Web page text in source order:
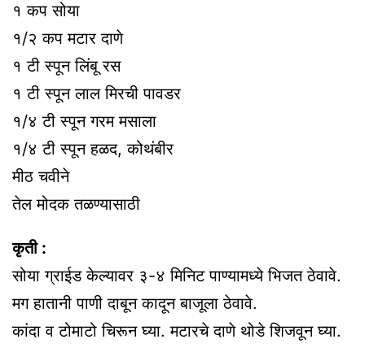
१ कप सोया
१/२ कप मटार दाणे
१ टी स्पून लिंबू रस
१ टी स्पून लाल मिरची पावडर
१/४ टी स्पून गरम मसाला
१/४ टी स्पून हळद, कोथंबीर
मीठ चवीने
तेल मोदक तळण्यासाठी
कृती :
सोया ग्राईड केल्यावर ३-४ मिनिट पाण्यामध्ये भिजत ठेवावे.
मग हातानी पाणी दाबून कादून बाजूला ठेवावे.
कांदा व टोमाटो चिरून घ्या. मटारचे दाणे थोडे शिजवून घ्या.